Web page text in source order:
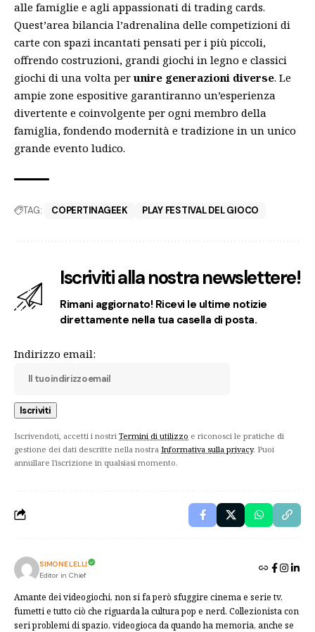
alle famiglie e agli appassionati di trading cards.
Quest’area bilancia l’adrenalina delle competizioni di
carte con spazi incantati pensati per i più piccoli,
offrendo costruzioni, grandi giochi in legno e classici
giochi di una volta per unire generazioni diverse. Le
ampie zone espositive garantiranno un’esperienza
divertente e coinvolgente per ogni membro della
famiglia, fondendo modernità e tradizione in un unico
grande evento ludico.
TAG: COPERTINAGEEK PLAY FESTIVAL DEL GIOCO
Iscriviti alla nostra newslettere!
Rimani aggiornato! Ricevi le ultime notizie
direttamente nella tua casella di posta.
Indirizzo email:
Iscrivendoti, accetti i nostri Termini di utilizzo e riconosci le pratiche di
gestione dei dati descritte nella nostra Informativa sulla privacy. Puoi
annullare l'iscrizione in qualsiasi momento.
SIMONE LELLI
Editor in Chief
Amante dei videogiochi, non si fa però sfuggire cinema e serie tv,
fumetti e tutto ciò che riguarda la cultura pop e nerd. Collezionista con
seri problemi di spazio, videogioca da quando ha memoria, anche se